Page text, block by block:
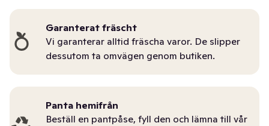
Garanterat fräscht
Vi garanterar alltid fräscha varor. De slipper
dessutom ta omvägen genom butiken.
Panta hemifrån
Beställ en pantpåse, fyll den och lämna till vår